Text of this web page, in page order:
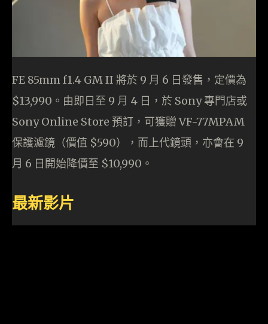
FE 85mm f1.4 GM II 將於 9 月 6 日發售，定價為
$13,990。由即日至 9 月 4 日，於 Sony 專門店或
Sony Online Store 預訂，可獲贈 VF-77MPAM
保護濾鏡（價值 $590），而上代鏡頭，亦會在 9
月 6 日開始降價至 $10,990。
最新影片